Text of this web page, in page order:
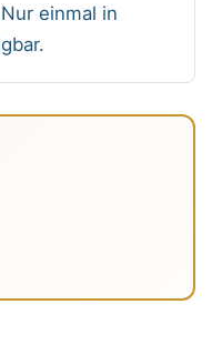
Nur einmal in